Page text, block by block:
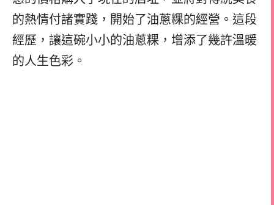
的熱情付諸實踐，開始了油蔥粿的經營。這段
經歷，讓這碗小小的油蔥粿，增添了幾許溫暖
的人生色彩。